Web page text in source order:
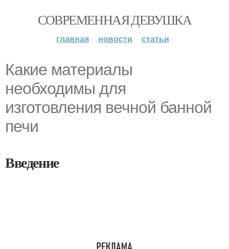
СОВРЕМЕННАЯ ДЕВУШКА
главная новости статьи
Какие материалы
необходимы для
изготовления вечной банной
печи
Введение